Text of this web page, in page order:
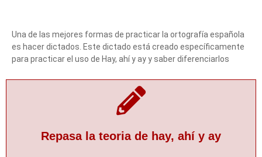
Una de las mejores formas de practicar la ortografía española
es hacer dictados. Este dictado está creado específicamente
para practicar el uso de Hay, ahí y ay y saber diferenciarlos
Repasa la teoria de hay, ahí y ay